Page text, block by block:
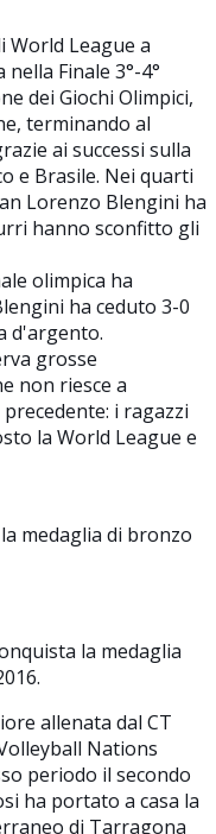
World League a
Finale 3°-4°
dei Giochi Olimpici,
terminando al
ai successi sulla
e Brasile. Nei quarti
Lorenzo Blengini ha
hanno sconfitto gli
olimpica ha
ha ceduto 3-0
d'argento.
grosse
non riesce a
i ragazzi
la World League e
medaglia di bronzo
la medaglia
allenata dal CT
Nations
periodo il secondo
ha portato a casa la
di Tarragona